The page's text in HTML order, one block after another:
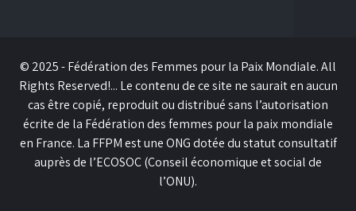
© 2025 - Fédération des Femmes pour la Paix Mondiale. All
Rights Reserved!... Le contenu de ce site ne saurait en aucun
cas être copié, reproduit ou distribué sans l’autorisation
écrite de la Fédération des femmes pour la paix mondiale
en France. La FFPM est une ONG dotée du statut consultatif
auprès de l’ECOSOC (Conseil économique et social de
l’ONU).